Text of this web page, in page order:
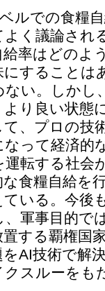
ルでの食糧
よく議論され
給率はどのよ
にすることは
ない。しかし
より良い状態
て、プロの技
なって経済的
運転する社会
な食糧自給を
いる。今後
、軍事目的で
する覇権国
をAI技術で解
クスルーをも